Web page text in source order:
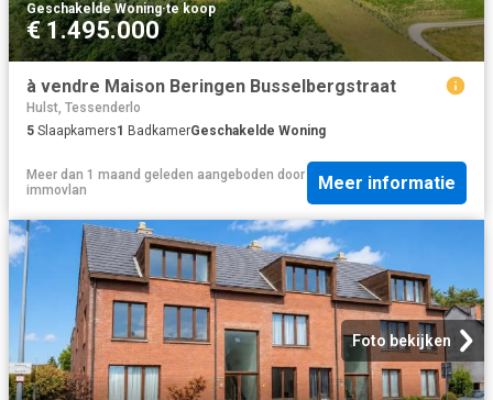
Geschakelde Woning·te koop
€ 1.495.000
à vendre Maison Beringen Busselbergstraat
Hulst, Tessenderlo
5 Slaapkamers1 BadkamerGeschakelde Woning
Meer dan 1 maand geleden aangeboden door
immovlan
Meer informatie
Foto bekijken